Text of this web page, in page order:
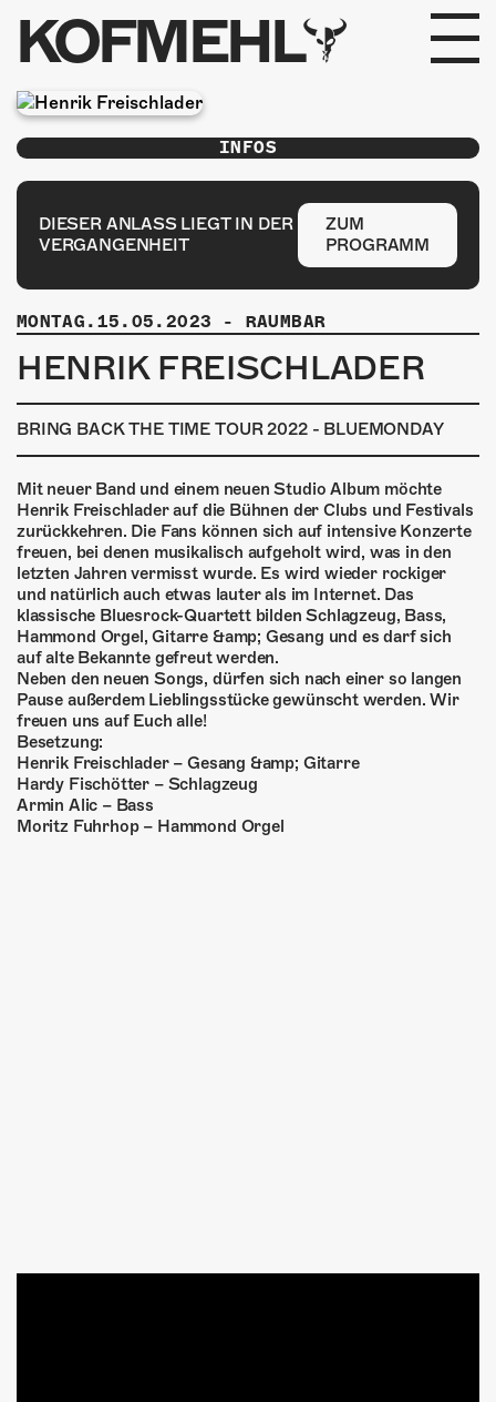
KOFMEHL
PROGRAMM
FABRIKGEFLÜSTER
GALERIE
FOTOGALERIE
PHOTOMAT
INFOS
KONTAKT
ÜBER UNS
GÖNNEREI
SHOP
MITMACHEN
INFOS
DIESER ANLASS LIEGT IN DER
VERGANGENHEIT
ZUM
PROGRAMM
MONTAG.15.05.2023 - RAUMBAR
HENRIK FREISCHLADER
BRING BACK THE TIME TOUR 2022 - BLUEMONDAY
Mit neuer Band und einem neuen Studio Album möchte
Henrik Freischlader auf die Bühnen der Clubs und Festivals
zurückkehren. Die Fans können sich auf intensive Konzerte
freuen, bei denen musikalisch aufgeholt wird, was in den
letzten Jahren vermisst wurde. Es wird wieder rockiger
und natürlich auch etwas lauter als im Internet. Das
klassische Bluesrock-Quartett bilden Schlagzeug, Bass,
Hammond Orgel, Gitarre &amp; Gesang und es darf sich
auf alte Bekannte gefreut werden.
Neben den neuen Songs, dürfen sich nach einer so langen
Pause außerdem Lieblingsstücke gewünscht werden. Wir
freuen uns auf Euch alle!
Besetzung:
Henrik Freischlader – Gesang &amp; Gitarre
Hardy Fischötter – Schlagzeug
Armin Alic – Bass
Moritz Fuhrhop – Hammond Orgel